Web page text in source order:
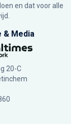
en dat voor alle
& Media
20-C